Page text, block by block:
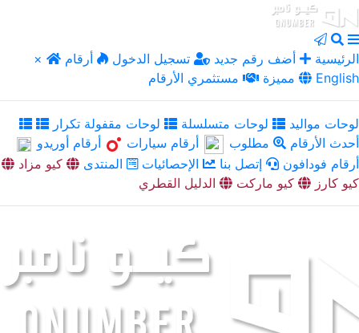
× الرئيسية أضف رقم جديد تسجيل الدخول
أرقام
مميزة
مستثمري الأرقام English
لوحات مواليد لوحات متسلسلة
لوحات مقفولة تكرار
أحدث الأرقام
مطلوب أرقام سيارات
أرقام أوريدو
أرقام فودافون
إتصل بنا الإحصائيات المنتدى
كيو مزاد
كيو كارز
كيو ماركت الدليل القطري